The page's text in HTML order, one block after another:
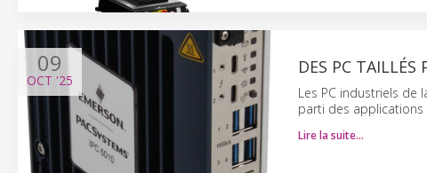
09
OCT '25
DES PC TAILLÉS
Les PC industriels de
parti des
Lire la suite…